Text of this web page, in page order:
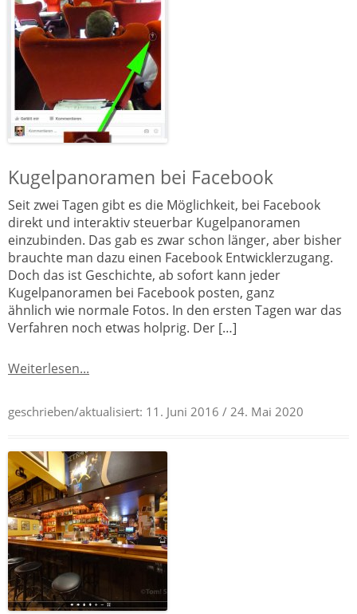
Kugelpanoramen bei Facebook
Seit zwei Tagen gibt es die Möglichkeit, bei Facebook
direkt und interaktiv steuerbar Kugelpanoramen
einzubinden. Das gab es zwar schon länger, aber bisher
brauchte man dazu einen Facebook Entwicklerzugang.
Doch das ist Geschichte, ab sofort kann jeder
Kugelpanoramen bei Facebook posten, ganz
ähnlich wie normale Fotos. In den ersten Tagen war das
Verfahren noch etwas holprig. Der […]
Weiterlesen...
geschrieben/aktualisiert: 11. Juni 2016 / 24. Mai 2020